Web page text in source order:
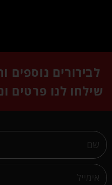
לבירורים נוספים
שילחו לנו פרטים